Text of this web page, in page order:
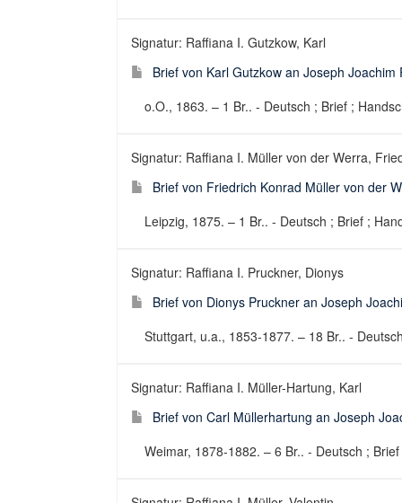
Signatur: Raffiana I. Gutzkow, Karl
Brief von Karl Gutzkow an Joseph Joachim
o.O., 1863. – 1 Br.. - Deutsch ; Brief ;
Signatur: Raffiana I. Müller von der Werra,
Brief von Friedrich Konrad Müller von der
Leipzig, 1875. – 1 Br.. - Deutsch ; Brief ;
Signatur: Raffiana I. Pruckner, Dionys
Brief von Dionys Pruckner an Joseph
Stuttgart, u.a., 1853-1877. – 18 Br.. -
Signatur: Raffiana I. Müller-Hartung, Karl
Brief von Carl Müllerhartung an Joseph
Weimar, 1878-1882. – 6 Br.. - Deutsch ;